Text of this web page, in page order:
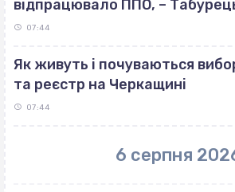
відпрацювало ППО, –
07:44
Як живуть і почуваються
та реєстр на Черкащині
07:44
6 серпня